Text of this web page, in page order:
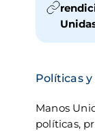
Políticas
Manos
políticas,